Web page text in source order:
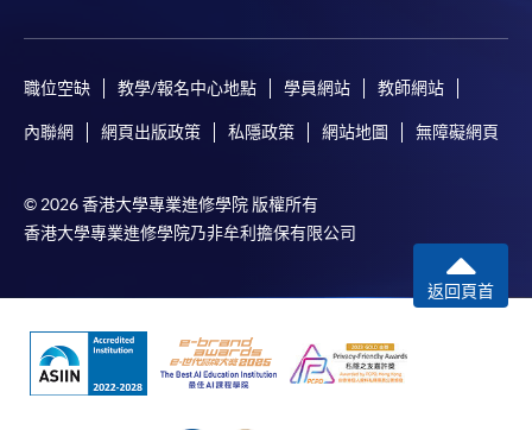
職位空缺 教學/報名中心地點 學員網站 教師網站
內聯網 網頁出版政策 私隱政策 網站地圖 無障礙網頁
© 2026 香港大學專業進修學院 版權所有
香港大學專業進修學院乃非牟利擔保有限公司
返回頁首